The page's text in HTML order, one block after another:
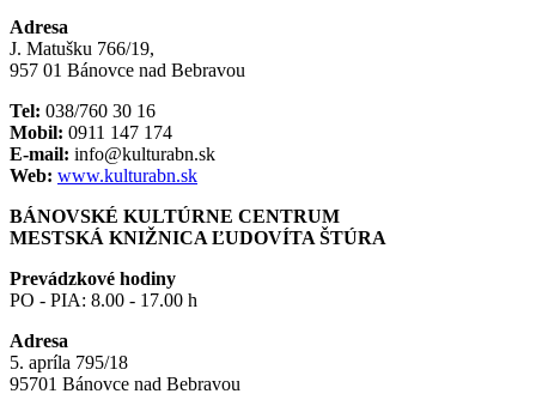
Adresa
J. Matušku 766/19,
957 01 Bánovce nad Bebravou
Tel: 038/760 30 16
Mobil: 0911 147 174
E-mail: info@kulturabn.sk
Web: www.kulturabn.sk
BÁNOVSKÉ KULTÚRNE CENTRUM
MESTSKÁ KNIŽNICA ĽUDOVÍTA ŠTÚRA
Prevádzkové hodiny
PO - PIA: 8.00 - 17.00 h
Adresa
5. apríla 795/18
95701 Bánovce nad Bebravou